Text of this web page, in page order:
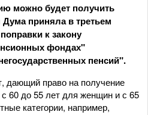
можно будет получить
приняла в третьем
к закону
фондах"
пенсий".
дающий право на получение
с 60 до 55 лет для женщин и с 65
категории, например,